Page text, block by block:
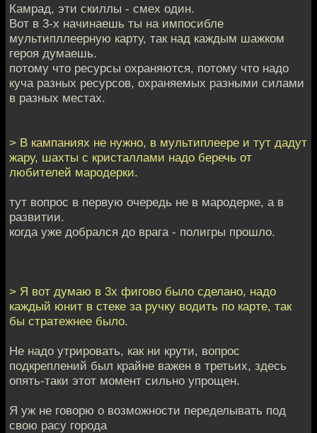
Камрад, эти скиллы - смех один.
Вот в 3-х начинаешь ты на импосибле
мультипллеерную карту, так над каждым шажком
героя думаешь.
потому что ресурсы охраняются, потому что надо
куча разных ресурсов, охраняемых разными силами
в разных местах.
> В кампаниях не нужно, в мультиплеере и тут дадут
жару, шахты с кристаллами надо беречь от
любителей мародерки.
тут вопрос в первую очередь не в мародерке, а в
развитии.
когда уже добрался до врага - полигры прошло.
> Я вот думаю в 3х фигово было сделано, надо
каждый юнит в стеке за ручку водить по карте, так
бы стратежнее было.
Не надо утрировать, как ни крути, вопрос
подкреплений был крайне важен в третьих, здесь
опять-таки этот момент сильно упрощен.
Я уж не говорю о возможности переделывать под
свою расу города